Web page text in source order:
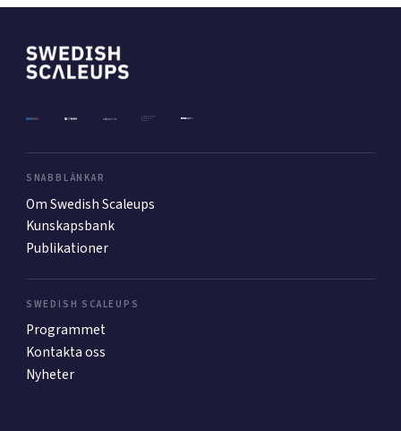
Mer
Ansök till Swedish Scaleups
Så finansieras Swedish Scaleups
SNABBLÄNKAR
Om Swedish Scaleups
Kunskapsbank
Publikationer
SWEDISH SCALEUPS
Programmet
Kontakta oss
Nyheter